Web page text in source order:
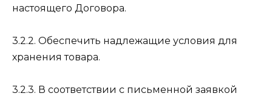
настоящего Договора.
3.2.2. Обеспечить надлежащие условия для
хранения товара.
3.2.3. В соответствии с письменной заявкой